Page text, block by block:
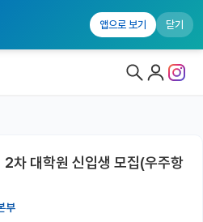
앱으로 보기 닫기
차 대학원 신입생 모집(우주항
부